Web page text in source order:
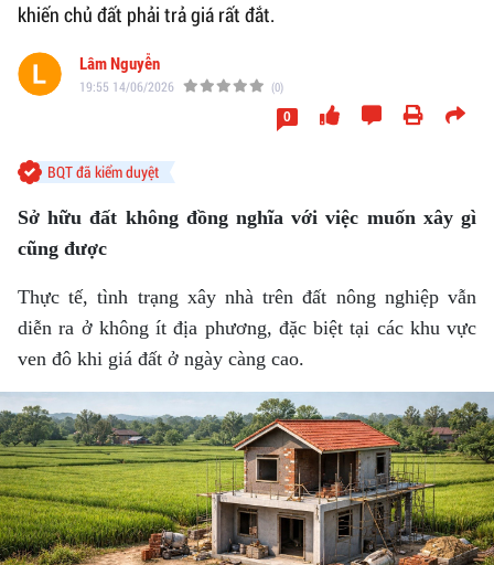
khiến chủ đất phải trả giá rất đắt.
Lâm Nguyễn
19:55 14/06/2026 (0)
0
BQT đã kiểm duyệt
Sở hữu đất không đồng nghĩa với việc muốn xây gì
cũng được
Thực tế, tình trạng xây nhà trên đất nông nghiệp vẫn
diễn ra ở không ít địa phương, đặc biệt tại các khu vực
ven đô khi giá đất ở ngày càng cao.